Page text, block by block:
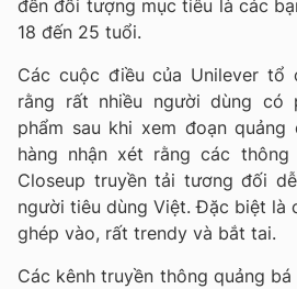
đến đối tượng mục tiêu là các
18 đến 25 tuổi.
Các cuộc điều của Unilever tổ
rằng rất nhiều người dùng có
phẩm sau khi xem đoạn quảng
hàng nhận xét rằng các
Closeup truyền tải tương đối
người tiêu dùng Việt. Đặc biệt là
ghép vào, rất trendy và bắt tai.
Các kênh truyền thông quảng